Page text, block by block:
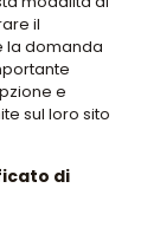
il
la domanda
e
sul loro sito
di